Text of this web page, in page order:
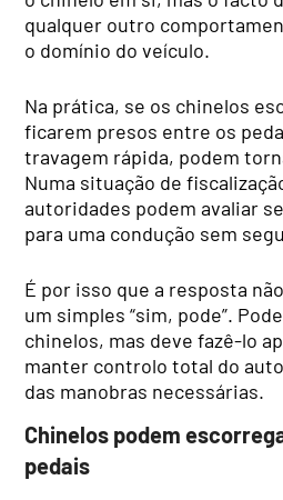
qualquer outro
o domínio do veículo.
Na prática, se os chinelos
ficarem presos entre os
travagem rápida, podem
Numa situação de
autoridades podem avaliar
para uma condução sem
É por isso que a resposta
um simples “sim, pode”.
chinelos, mas deve fazê-lo
manter controlo total do
das manobras necessárias.
Chinelos podem
pedais